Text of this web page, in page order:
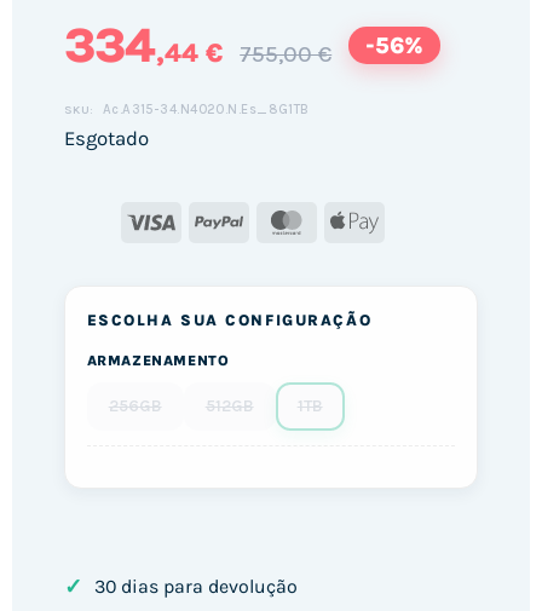
334,44 € 755,00 € -56%
SKU: Ac.A315-34.N4020.N.Es_8G1TB
Esgotado
Visa PayPal MasterCard
Apple
ESCOLHA SUA CONFIGURAÇÃO
ARMAZENAMENTO
256GB 512GB 1TB
✓ 30 dias para devolução